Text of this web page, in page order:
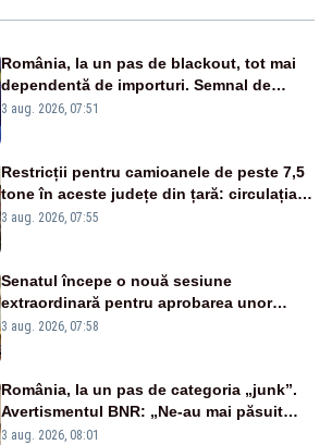
România, la un pas de blackout, tot mai
dependentă de importuri. Semnal de
alarmă tras de un expert în energie
3 aug. 2026, 07:51
Restricții pentru camioanele de peste 7,5
tone în aceste județe din țară: circulația
este interzisă luni, între orele 12:00 și
3 aug. 2026, 07:55
Senatul începe o nouă sesiune
extraordinară pentru aprobarea unor
jaloane din PNRR
3 aug. 2026, 07:58
România, la un pas de categoria „junk”.
Avertismentul BNR: „Ne-au mai păsuit
pentru câteva luni”
3 aug. 2026, 08:01